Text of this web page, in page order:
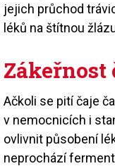
jejich průchod
léků na štítnou
Ačkoli se pití čaje
v nemocnicích i
ovlivnit působení
neprochází